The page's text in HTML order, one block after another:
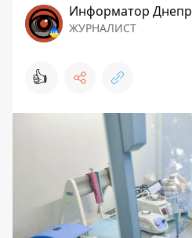
Информатор Днепр
ЖУРНАЛИСТ
👍